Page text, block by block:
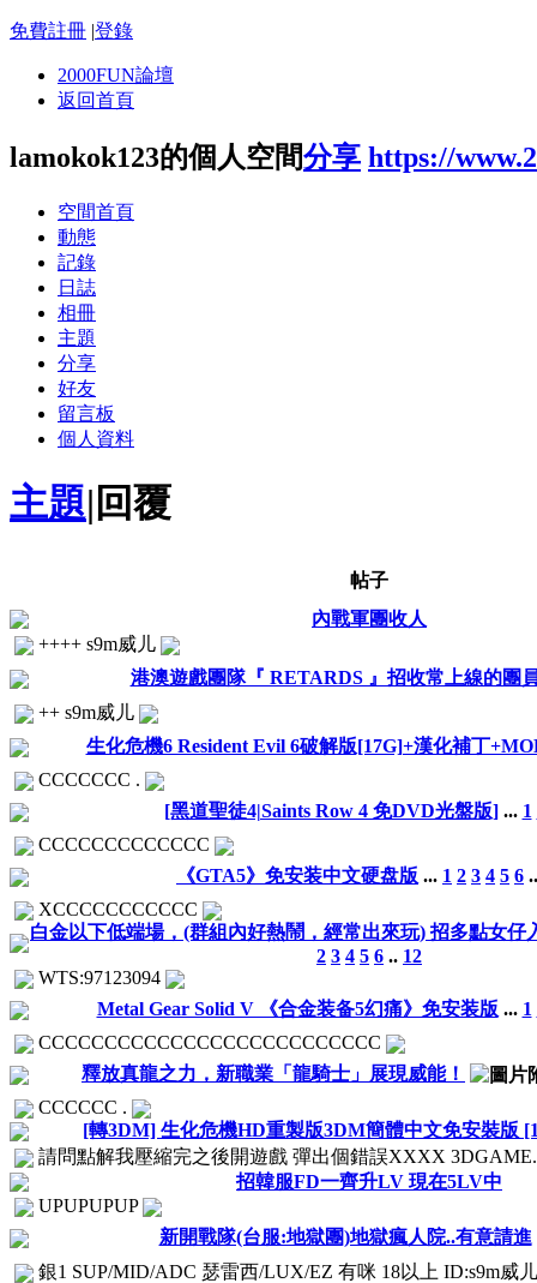
免費註冊 |登錄
2000FUN論壇
返回首頁
lamokok123的個人空間分享 https://
空間首頁
動態
記錄
日誌
相冊
主題
分享
好友
留言板
個人資料
主題| 回覆
帖子
內戰軍團收人
++++ s9m威儿
港澳遊戲團隊『 RETARDS 』招收常上線的團
++ s9m威儿
生化危機6 Resident Evil 6破解版[17G]+漢化補丁
CCCCCCC .
[黑道聖徒4|Saints Row 4 免DVD光盤版] ... 1
CCCCCCCCCCCCC
《GTA5》免安装中文硬盘版 ... 1 2 3 4 5 6
XCCCCCCCCCCC
白金以下低端場，(群組內好熱鬧，經常出來玩) 招多點女仔
2 3 4 5 6 .. 12
WTS:97123094
Metal Gear Solid V 《合金装备5幻痛》免安装版 ... 1
CCCCCCCCCCCCCCCCCCCCCCCCCC
釋放真龍之力，新職業「龍騎士」展現威能！
CCCCCC .
[轉3DM] 生化危機HD重製版3DM簡體中文免安裝版
請問點解我壓縮完之後開遊戲 彈出個錯誤XXXX
招韓服FD一齊升LV 現在5LV中
UPUPUPUP
新開戰隊(台服:地獄團)地獄瘋人院..有意請進
銀1 SUP/MID/ADC 瑟雷西/LUX/EZ 有咪 18以上 ID:s9m威